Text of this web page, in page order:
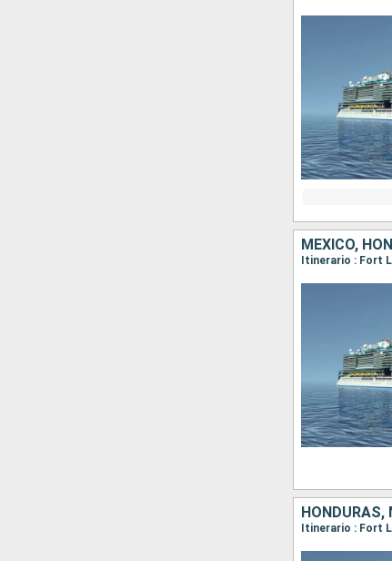
MÉXICO,
Itinerario : Fort
HONDURAS,
Itinerario : Fort